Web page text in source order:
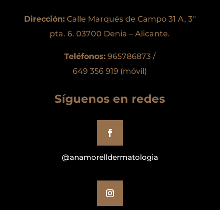
Dirección:Calle Marqués de Campo 31 A, 3º
pta. 6. 03700 Denia – Alicante.
Teléfonos:965786873 /
649 356 919 (móvil)
Síguenos en redes
@anamorelldermatologia